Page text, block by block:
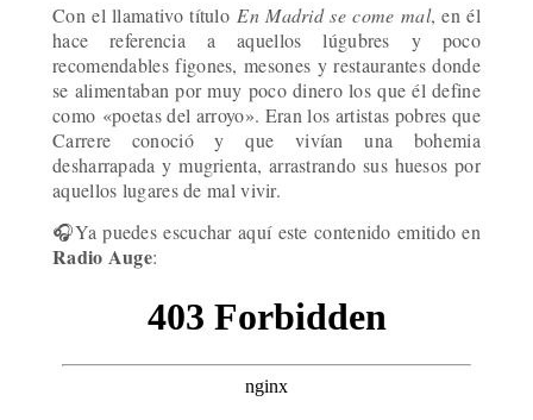
Con el llamativo título En Madrid se come mal, en él
hace referencia a aquellos lúgubres y poco
recomendables figones, mesones y restaurantes donde
se alimentaban por muy poco dinero los que él define
como «poetas del arroyo». Eran los artistas pobres que
Carrere conoció y que vivían una bohemia
desharrapada y mugrienta, arrastrando sus huesos por
aquellos lugares de mal vivir.
🎧Ya puedes escuchar aquí este contenido emitido en
Radio Auge: